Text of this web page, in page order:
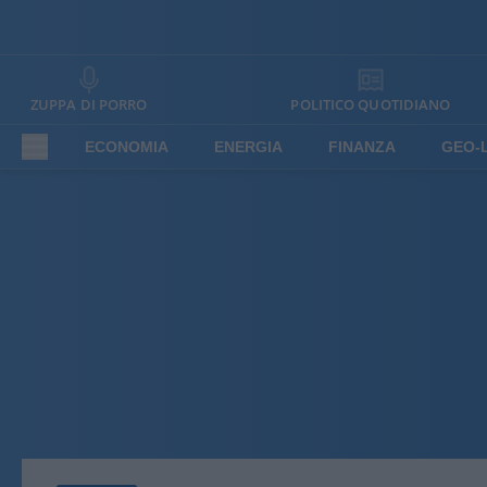
ZUPPA DI PORRO POLITICO QUOTIDIANO
ECONOMIA ENERGIA FINANZA GEO-